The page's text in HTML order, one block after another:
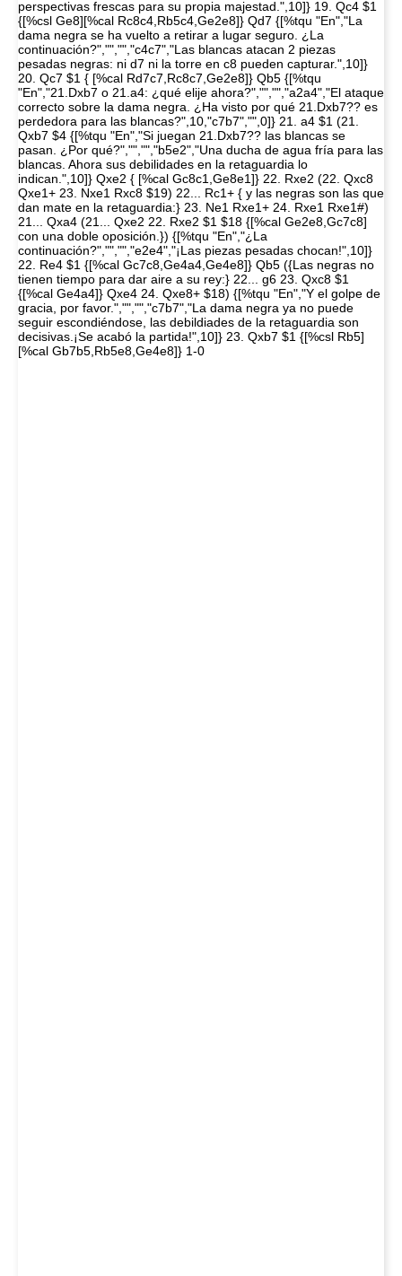
perspectivas frescas para su propia majestad.",10]} 19. Qc4 $1
{[%csl Ge8][%cal Rc8c4,Rb5c4,Ge2e8]} Qd7 {[%tqu "En","La
dama negra se ha vuelto a retirar a lugar seguro. ¿La
continuación?","","","c4c7","Las blancas atacan 2 piezas
pesadas negras: ni d7 ni la torre en c8 pueden capturar.",10]}
20. Qc7 $1 { [%cal Rd7c7,Rc8c7,Ge2e8]} Qb5 {[%tqu
"En","21.Dxb7 o 21.a4: ¿qué elije ahora?","","","a2a4","El ataque
correcto sobre la dama negra. ¿Ha visto por qué 21.Dxb7?? es
perdedora para las blancas?",10,"c7b7","",0]} 21. a4 $1 (21.
Qxb7 $4 {[%tqu "En","Si juegan 21.Dxb7?? las blancas se
pasan. ¿Por qué?","","","b5e2","Una ducha de agua fría para las
blancas. Ahora sus debilidades en la retaguardia lo
indican.",10]} Qxe2 { [%cal Gc8c1,Ge8e1]} 22. Rxe2 (22. Qxc8
Qxe1+ 23. Nxe1 Rxc8 $19) 22... Rc1+ { y las negras son las que
dan mate en la retaguardia:} 23. Ne1 Rxe1+ 24. Rxe1 Rxe1#)
21... Qxa4 (21... Qxe2 22. Rxe2 $1 $18 {[%cal Ge2e8,Gc7c8]
con una doble oposición.}) {[%tqu "En","¿La
continuación?","","","e2e4","¡Las piezas pesadas chocan!",10]}
22. Re4 $1 {[%cal Gc7c8,Ge4a4,Ge4e8]} Qb5 ({Las negras no
tienen tiempo para dar aire a su rey:} 22... g6 23. Qxc8 $1
{[%cal Ge4a4]} Qxe4 24. Qxe8+ $18) {[%tqu "En","Y el golpe de
gracia, por favor.","","","c7b7","La dama negra ya no puede
seguir escondiéndose, las debildiades de la retaguardia son
decisivas.¡Se acabó la partida!",10]} 23. Qxb7 $1 {[%csl Rb5]
[%cal Gb7b5,Rb5e8,Ge4e8]} 1-0